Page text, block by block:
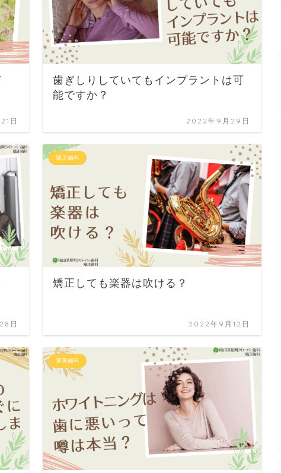
日
歯ぎしりしていてもインプラントは可
能ですか？
2022年9月29日
日
矯正歯科
矯正しても楽器は吹ける？
2022年9月12日
審美歯科